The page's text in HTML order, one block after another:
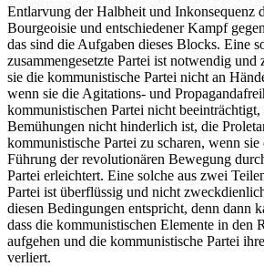
Entlarvung der Halbheit und Inkonsequenz
Bourgeoisie und entschiedener Kampf
das sind die Aufgaben dieses Blocks. Eine
zusammengesetzte Partei ist notwendig
sie die kommunistische Partei nicht an
wenn sie die Agitations- und
kommunistischen Partei nicht beeinträchtigt,
Bemühungen nicht hinderlich ist, die
kommunistische Partei zu scharen, wenn sie
Führung der revolutionären Bewegung
Partei erleichtert. Eine solche aus zwei
Partei ist überflüssig und nicht
diesen Bedingungen entspricht, denn dann
dass die kommunistischen Elemente in den
aufgehen und die kommunistische Partei
verliert.